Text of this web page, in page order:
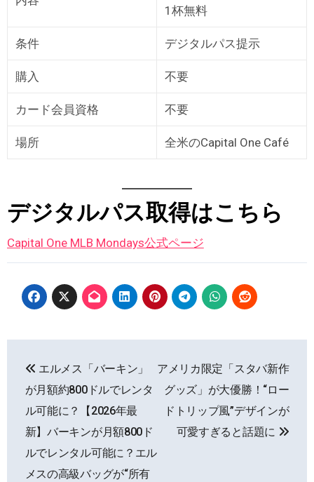
1杯無料
条件 デジタルパス提示
購入 不要
カード会員資格 不要
場所 全米のCapital One Café
デジタルパス取得はこちら
Capital One MLB Mondays公式ページ
稿
ナ
ビ
ゲ
エルメス「バーキン」
が月額約800ドルでレンタ
ル可能に？【2026年最
新】バーキンが月額800ド
ルでレンタル可能に？エル
メスの高級バッグが“所有
アメリカ限定「スタバ新作
グッズ」が大優勝！“ロー
ドトリップ風”デザインが
可愛すぎると話題に